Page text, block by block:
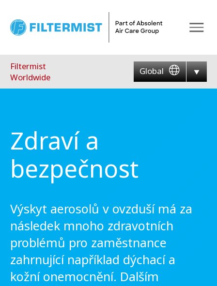
Filtermist
Worldwide
Global
Zdraví a
bezpečnost
Výskyt aerosolů v ovzduší má za
následek mnoho zdravotních
problémů pro zaměstnance
zahrnující například dýchací a
kožní onemocnění. Dalším